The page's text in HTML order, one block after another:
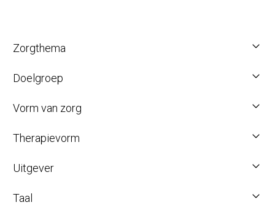
Zorgthema
Doelgroep
Vorm van zorg
Therapievorm
Uitgever
Taal